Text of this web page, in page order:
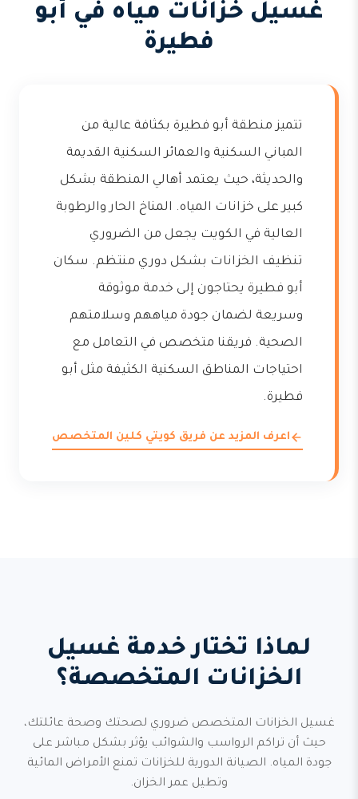
غسيل خزانات مياه في أبو
فطيرة
تتميز منطقة أبو فطيرة بكثافة عالية من
المباني السكنية والعمائر السكنية القديمة
والحديثة، حيث يعتمد أهالي المنطقة بشكل
كبير على خزانات المياه. المناخ الحار والرطوبة
العالية في الكويت يجعل من الضروري
تنظيف الخزانات بشكل دوري منتظم. سكان
أبو فطيرة يحتاجون إلى خدمة موثوقة
وسريعة لضمان جودة مياههم وسلامتهم
الصحية. فريقنا متخصص في التعامل مع
احتياجات المناطق السكنية الكثيفة مثل أبو
فطيرة.
اعرف المزيد عن فريق كويتي كلين المتخصص
لماذا تختار خدمة غسيل
الخزانات المتخصصة؟
غسيل الخزانات المتخصص ضروري لصحتك وصحة عائلتك،
حيث أن تراكم الرواسب والشوائب يؤثر بشكل مباشر على
جودة المياه. الصيانة الدورية للخزانات تمنع الأمراض المائية
وتطيل عمر الخزان.